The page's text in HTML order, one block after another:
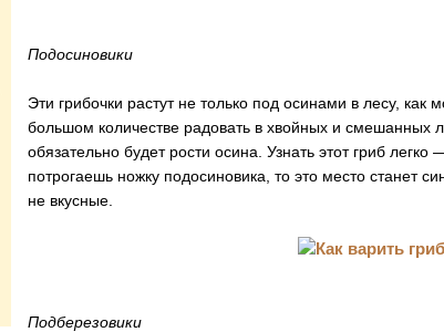
Подосиновики
Эти грибочки растут не только под осинами в лесу,
большом количестве радовать в хвойных и смешанных
обязательно будет рости осина. Узнать этот гриб
потрогаешь ножку подосиновика, то это место станет
не вкусные.
Подберезовики